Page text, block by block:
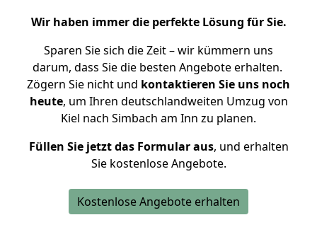
Wir haben immer die perfekte Lösung für Sie.
Sparen Sie sich die Zeit – wir kümmern uns
darum, dass Sie die besten Angebote erhalten.
Zögern Sie nicht und kontaktieren Sie uns noch
heute, um Ihren deutschlandweiten Umzug von
Kiel nach Simbach am Inn zu planen.
Füllen Sie jetzt das Formular aus, und erhalten
Sie kostenlose Angebote.
Kostenlose Angebote erhalten